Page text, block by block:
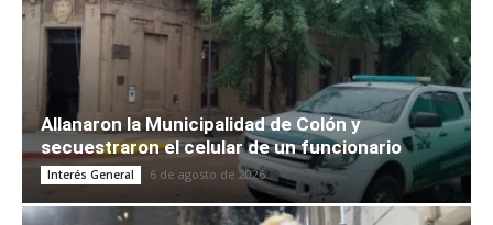
Allanaron la Municipalidad de Colón y
secuestraron el celular de un funcionario
Interés General 6 de agosto de 2026